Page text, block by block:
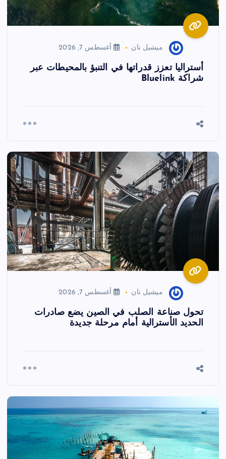
ميشيل نان أغسطس 7, 2026
أستراليا تعزز قدراتها في التنبؤ بالمحيطات عبر
شراكة Bluelink
ميشيل نان أغسطس 7, 2026
تحول صناعة الصلب في الصين يضع صادرات
الحديد الأسترالية أمام مرحلة جديدة